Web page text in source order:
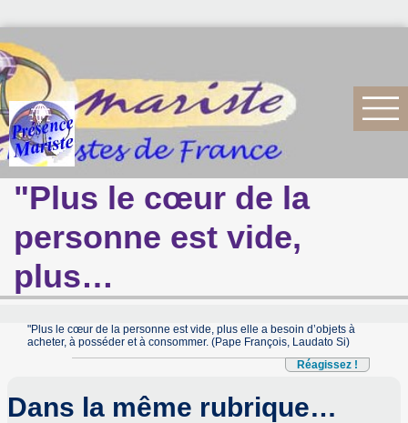
"Plus le cœur de la
personne est vide,
plus…
"Plus le cœur de la personne est vide, plus elle a besoin d’objets à
acheter, à posséder et à consommer. (Pape François, Laudato Si)
Réagissez !
Dans la même rubrique…